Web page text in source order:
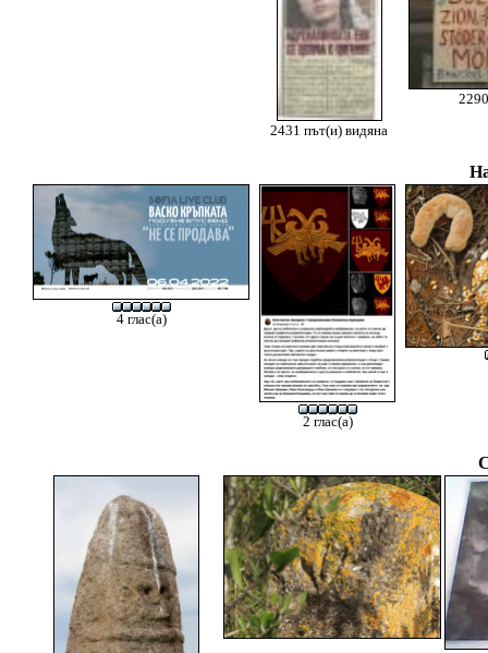
2431 път(и) видяна
4 глас(а)
2 глас(а)